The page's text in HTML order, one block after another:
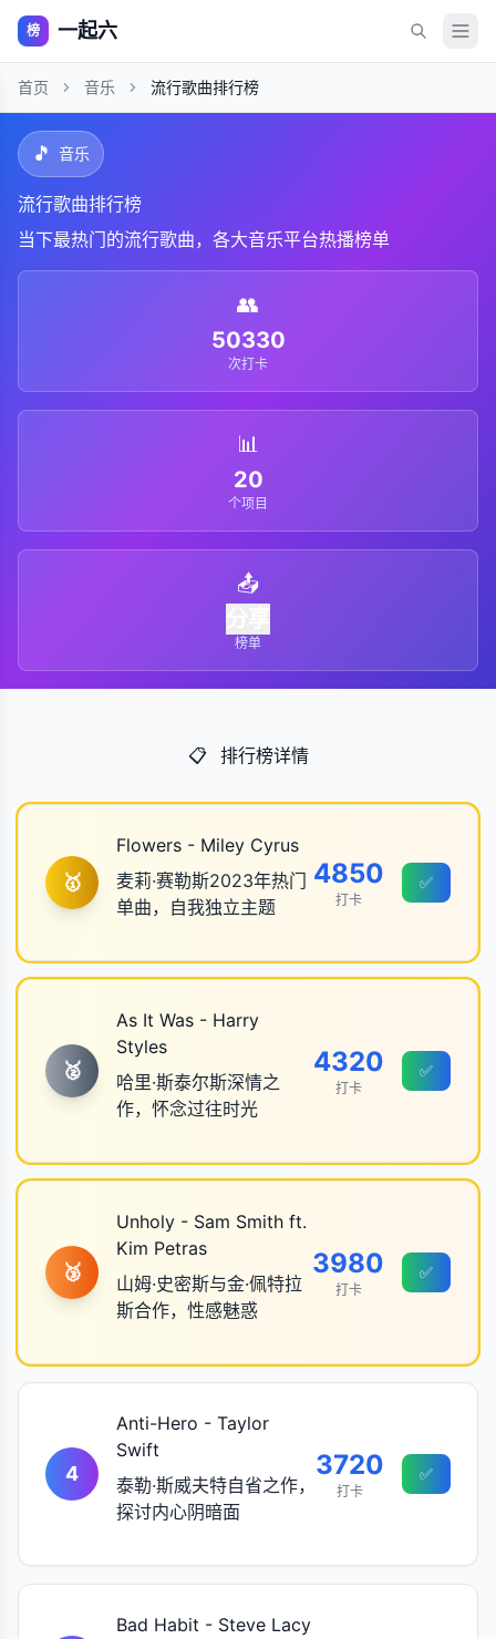
榜 一起六
首页 音乐 流行歌曲排行榜
🎵 音乐
流行歌曲排行榜
当下最热门的流行歌曲，各大音乐平台热播榜单
👥
50330
次打卡
📊
20
个项目
📤
榜单
📋 排行榜详情
🥇
Flowers - Miley Cyrus
麦莉·赛勒斯2023年热门
单曲，自我独立主题
4850
打卡
✅
🥈
As It Was - Harry
Styles
哈里·斯泰尔斯深情之
作，怀念过往时光
4320
打卡
✅
🥉
Unholy - Sam Smith ft.
Kim Petras
山姆·史密斯与金·佩特拉
斯合作，性感魅惑
3980
打卡
✅
4
Anti-Hero - Taylor
Swift
泰勒·斯威夫特自省之作，
探讨内心阴暗面
3720
打卡
✅
Bad Habit - Steve Lacy